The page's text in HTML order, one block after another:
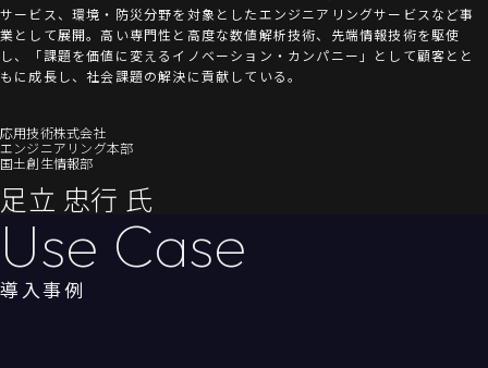
サービス、環境・防災分野を対象としたエンジニアリングサービスなど事
業として展開。高い専門性と高度な数値解析技術、先端情報技術を駆使
し、「課題を価値に変えるイノベーション・カンパニー」として顧客とと
もに成長し、社会課題の解決に貢献している。
応用技術株式会社
エンジニアリング本部
国土創生情報部
足立 忠行 氏
Use Case
導入事例